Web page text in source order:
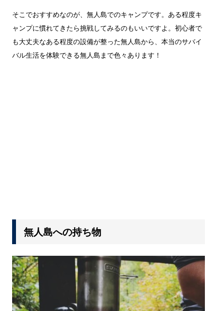
そこでおすすめなのが、無人島でのキャンプです。ある程度キ
ャンプに慣れてきたら挑戦してみるのもいいですよ。初心者で
も大丈夫なある程度の設備が整った無人島から、本当のサバイ
バル生活を体験できる無人島まで色々あります！
無人島への持ち物